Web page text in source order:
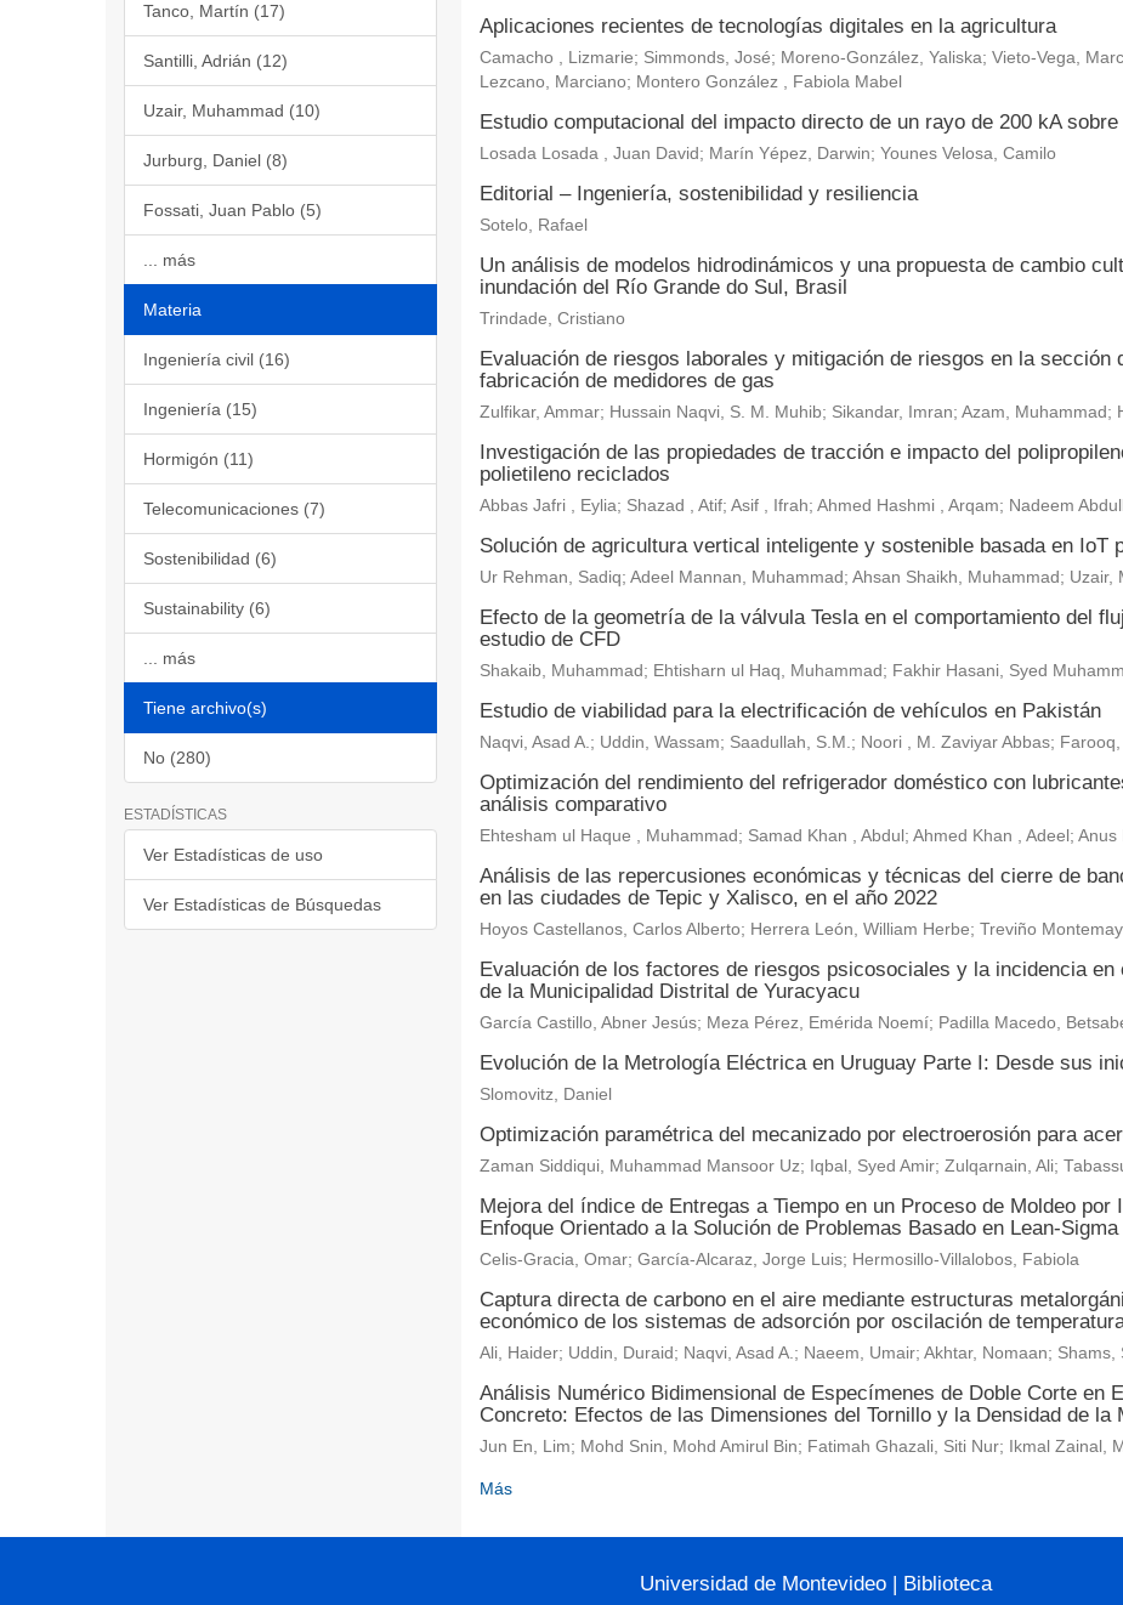
Tanco, Martín (17)
Santilli, Adrián (12)
Uzair, Muhammad (10)
Jurburg, Daniel (8)
Fossati, Juan Pablo (5)
... más
Materia
Ingeniería civil (16)
Ingeniería (15)
Hormigón (11)
Telecomunicaciones (7)
Sostenibilidad (6)
Sustainability (6)
... más
Tiene archivo(s)
No (280)
ESTADÍSTICAS
Ver Estadísticas de uso
Ver Estadísticas de Búsquedas
Aplicaciones recientes de tecnologías digitales en la agricultura
Camacho , Lizmarie; Simmonds, José; Moreno-González, Yaliska; Vieto-Vega,
Lezcano, Marciano; Montero González , Fabiola Mabel
Estudio computacional del impacto directo de un rayo de 200 kA
Losada Losada , Juan David; Marín Yépez, Darwin; Younes Velosa, Camilo
Editorial – Ingeniería, sostenibilidad y resiliencia
Sotelo, Rafael
Un análisis de modelos hidrodinámicos y una propuesta de cambio
inundación del Río Grande do Sul, Brasil
Trindade, Cristiano
Evaluación de riesgos laborales y mitigación de riesgos en la sección
fabricación de medidores de gas
Zulfikar, Ammar; Hussain Naqvi, S. M. Muhib; Sikandar, Imran; Azam, Muhammad;
Investigación de las propiedades de tracción e impacto del
polietileno reciclados
Abbas Jafri , Eylia; Shazad , Atif; Asif , Ifrah; Ahmed Hashmi , Arqam; Nadeem
Solución de agricultura vertical inteligente y sostenible basada en
Ur Rehman, Sadiq; Adeel Mannan, Muhammad; Ahsan Shaikh, Muhammad; Uzair,
Efecto de la geometría de la válvula Tesla en el comportamiento del
estudio de CFD
Shakaib, Muhammad; Ehtisharn ul Haq, Muhammad; Fakhir Hasani, Syed
Estudio de viabilidad para la electrificación de vehículos en Pakistán
Naqvi, Asad A.; Uddin, Wassam; Saadullah, S.M.; Noori , M. Zaviyar Abbas;
Optimización del rendimiento del refrigerador doméstico con
análisis comparativo
Ehtesham ul Haque , Muhammad; Samad Khan , Abdul; Ahmed Khan , Adeel;
Análisis de las repercusiones económicas y técnicas del cierre de
en las ciudades de Tepic y Xalisco, en el año 2022
Hoyos Castellanos, Carlos Alberto; Herrera León, William Herbe; Treviño
Evaluación de los factores de riesgos psicosociales y la incidencia
de la Municipalidad Distrital de Yuracyacu
García Castillo, Abner Jesús; Meza Pérez, Emérida Noemí; Padilla Macedo,
Evolución de la Metrología Eléctrica en Uruguay Parte I: Desde sus
Slomovitz, Daniel
Optimización paramétrica del mecanizado por electroerosión para
Zaman Siddiqui, Muhammad Mansoor Uz; Iqbal, Syed Amir; Zulqarnain, Ali;
Mejora del índice de Entregas a Tiempo en un Proceso de Moldeo
Enfoque Orientado a la Solución de Problemas Basado en Lean-
Celis-Gracia, Omar; García-Alcaraz, Jorge Luis; Hermosillo-Villalobos, Fabiola
Captura directa de carbono en el aire mediante estructuras
económico de los sistemas de adsorción por oscilación de
Ali, Haider; Uddin, Duraid; Naqvi, Asad A.; Naeem, Umair; Akhtar, Nomaan; Shams,
Análisis Numérico Bidimensional de Especímenes de Doble Corte en
Concreto: Efectos de las Dimensiones del Tornillo y la Densidad de la
Jun En, Lim; Mohd Snin, Mohd Amirul Bin; Fatimah Ghazali, Siti Nur; Ikmal Zainal,
Más
Universidad de Montevideo | Biblioteca